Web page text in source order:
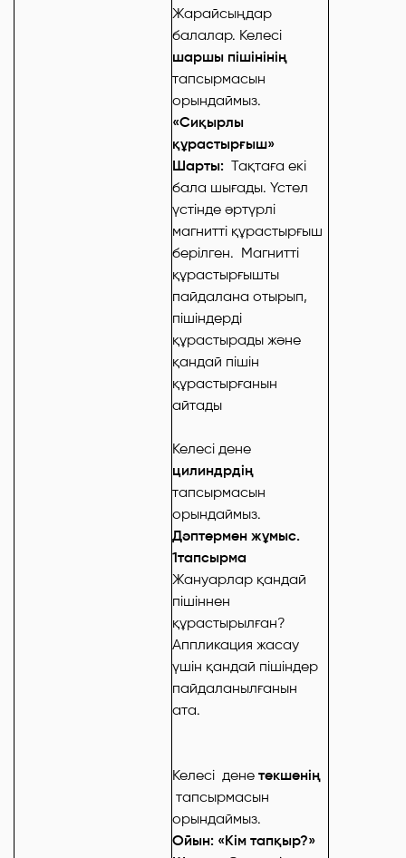
Жарайсыңдар
балалар. Келесі
шаршы пішінінің
тапсырмасын
орындаймыз.
«Сиқырлы
құрастырғыш»
Шарты: Тақтаға екі
бала шығады. Үстел
үстінде әртүрлі
магнитті құрастырғыш
берілген. Магнитті
құрастырғышты
пайдалана отырып,
пішіндерді
құрастырады және
қандай пішін
құрастырғанын
айтады
Келесі дене
цилиндрдің
тапсырмасын
орындаймыз.
Дәптермен жұмыс.
1тапсырма
Жануарлар қандай
пішіннен
құрастырылған?
Аппликация жасау
үшін қандай пішіндер
пайдаланылғанын
ата.
Келесі дене текшенің
тапсырмасын
орындаймыз.
Ойын: «Кім тапқыр?»